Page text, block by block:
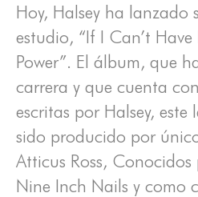
Hoy, Halsey ha lanzado
estudio, “If I Can’t
Power”. El álbum, que
carrera y que cuenta
escritas por Halsey,
sido producido por
Atticus Ross,
Nine Inch Nails y como